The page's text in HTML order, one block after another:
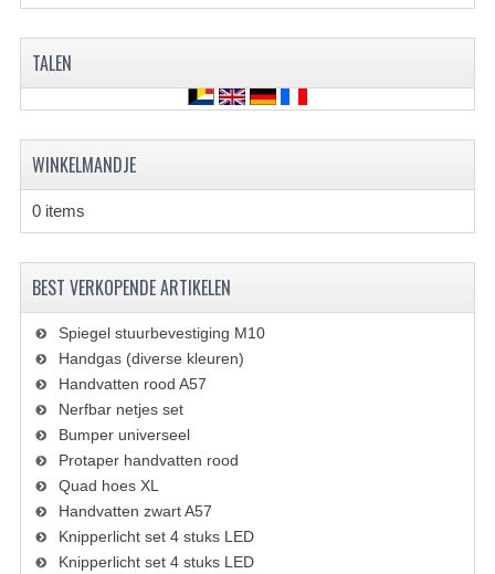
GEREEDSCHAP
KETTING EN TANDWIELEN
MOTOR
REM SYSTEEM
SCHOKBREKERS
STUUR INRICHTING
UITLAAT SYSTEEM
WIEL OPHANGING
WIELEN EN BANDEN
SEGWAY QUADS
TALEN
WINKELMANDJE
0 items
BEST VERKOPENDE ARTIKELEN
Spiegel stuurbevestiging M10
Handgas (diverse kleuren)
Handvatten rood A57
Nerfbar netjes set
Bumper universeel
Protaper handvatten rood
Quad hoes XL
Handvatten zwart A57
Knipperlicht set 4 stuks LED
Knipperlicht set 4 stuks LED